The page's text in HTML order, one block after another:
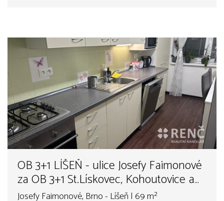
OB 3+1 LÍŠEŇ - ulice Josefy Faimonové
za OB 3+1 St.Lískovec, Kohoutovice a
okolí
Josefy Faimonové, Brno - Líšeň | 69 m²